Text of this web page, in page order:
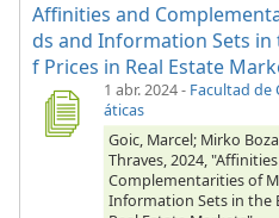
Affinities and
ds and Information Sets in
f Prices in Real Estate
1 abr. 2024- Facultad de
áticas
Goic, Marcel; Mirko
Thraves, 2024,
Complementarities of
Information Sets in the